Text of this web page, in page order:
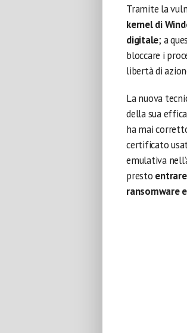
Tramite la
kernel di
digitale; a
bloccare i
libertà di
La nuova
della sua
ha mai
certificato
emulativa
presto
ransomware